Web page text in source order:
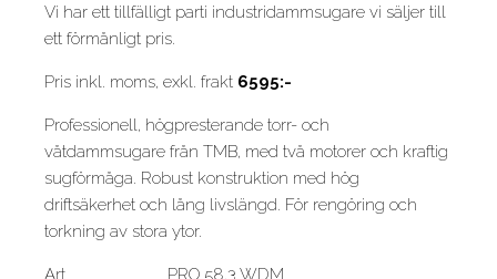
Vi har ett tillfälligt parti industridammsugare vi säljer till
ett förmånligt pris.
Pris inkl. moms, exkl. frakt 6595:-
Professionell, högpresterande torr- och
våtdammsugare från TMB, med två motorer och kraftig
sugförmåga. Robust konstruktion med hög
driftsäkerhet och lång livslängd. För rengöring och
torkning av stora ytor.
Art PRO 58.3 WDM